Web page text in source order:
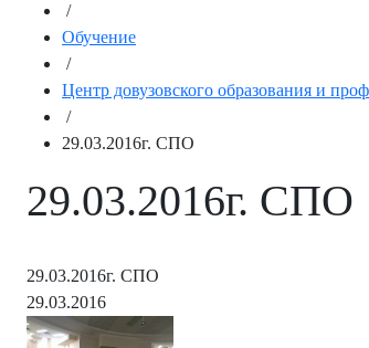
/
Обучение
/
Центр довузовского образования и
/
29.03.2016г. СПО
29.03.2016г. СПО
29.03.2016г. СПО
29.03.2016